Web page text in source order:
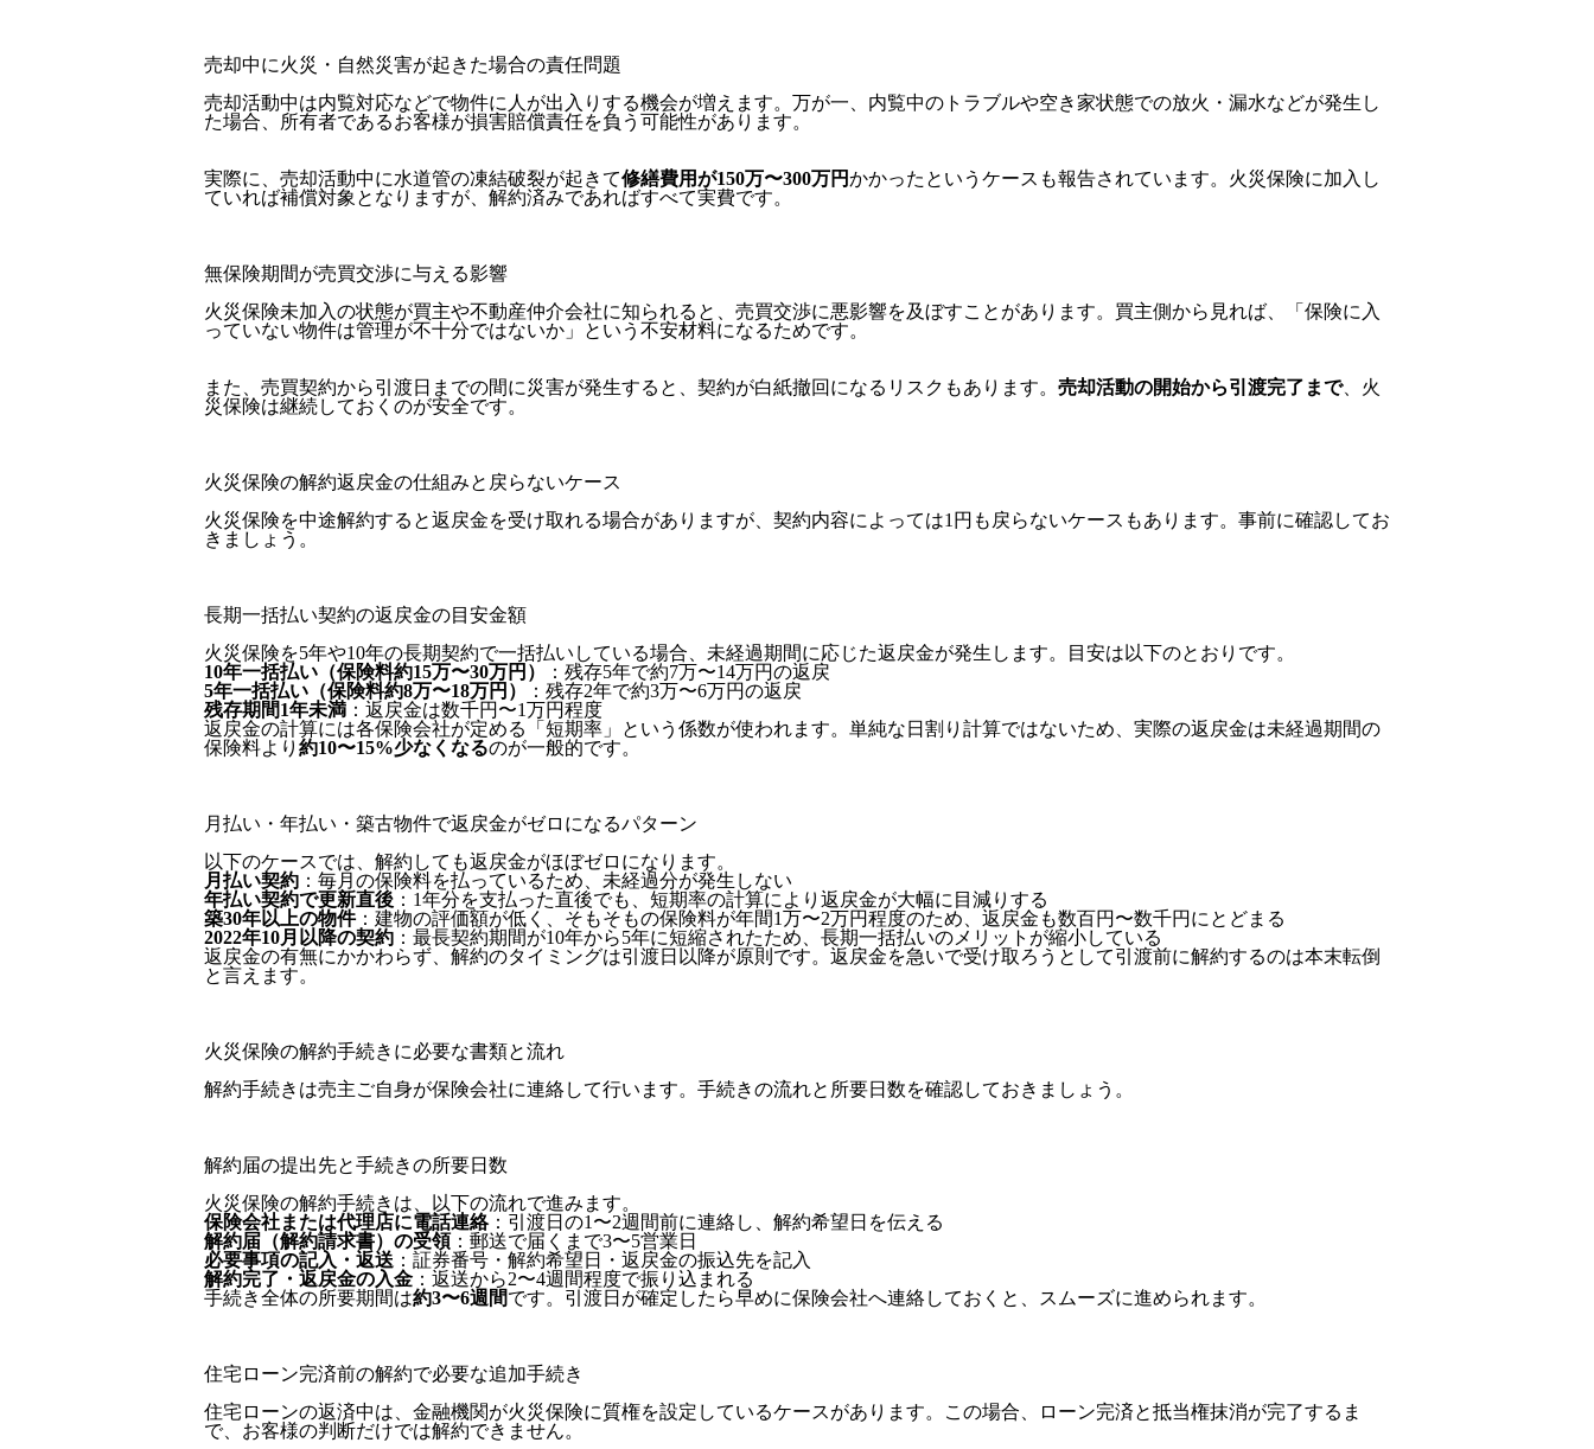
売却中に火災・自然災害が起きた場合の責任問題
売却活動中は内覧対応などで物件に人が出入りする機会が増えます。万が一、内覧中のトラブルや空き家状態での放火・漏水などが発生し
た場合、所有者であるお客様が損害賠償責任を負う可能性があります。
実際に、売却活動中に水道管の凍結破裂が起きて修繕費用が150万〜300万円かかったというケースも報告されています。火災保険に加入し
ていれば補償対象となりますが、解約済みであればすべて実費です。
無保険期間が売買交渉に与える影響
火災保険未加入の状態が買主や不動産仲介会社に知られると、売買交渉に悪影響を及ぼすことがあります。買主側から見れば、「保険に入
っていない物件は管理が不十分ではないか」という不安材料になるためです。
また、売買契約から引渡日までの間に災害が発生すると、契約が白紙撤回になるリスクもあります。 売却活動の開始から引渡完了まで、火
災保険は継続しておくのが安全です。
火災保険の解約返戻金の仕組みと戻らないケース
火災保険を中途解約すると返戻金を受け取れる場合がありますが、契約内容によっては1円も戻らないケースもあります。事前に確認してお
きましょう。
長期一括払い契約の返戻金の目安金額
火災保険を5年や10年の長期契約で一括払いしている場合、未経過期間に応じた返戻金が発生します。目安は以下のとおりです。
10年一括払い（保険料約15万〜30万円）
：残存5年で約7万〜14万円の返戻
5年一括払い（保険料約8万〜18万円）
：残存2年で約3万〜6万円の返戻
残存期間1年未満 ：返戻金は数千円〜1万円程度
返戻金の計算には各保険会社が定める「短期率」という係数が使われます。単純な日割り計算ではないため、実際の返戻金は未経過期間の
保険料より 約10〜15%少なくなるのが一般的です。
月払い・年払い・築古物件で返戻金がゼロになるパターン
以下のケースでは、解約しても返戻金がほぼゼロになります。
月払い契約 ：毎月の保険料を払っているため、未経過分が発生しない
年払い契約で更新直後 ：1年分を支払った直後でも、短期率の計算により返戻金が大幅に目減りする
築30年以上の物件：建物の評価額が低く、そもそもの保険料が年間1万〜2万円程度のため、返戻金も数百円〜数千円にとどまる
2022年10月以降の契約 ：最長契約期間が10年から5年に短縮されたため、長期一括払いのメリットが縮小している
返戻金の有無にかかわらず、解約のタイミングは引渡日以降が原則です。返戻金を急いで受け取ろうとして引渡前に解約するのは本末転倒
と言えます。
火災保険の解約手続きに必要な書類と流れ
解約手続きは売主ご自身が保険会社に連絡して行います。手続きの流れと所要日数を確認しておきましょう。
解約届の提出先と手続きの所要日数
火災保険の解約手続きは、以下の流れで進みます。
保険会社または代理店に電話連絡：引渡日の1〜2週間前に連絡し、解約希望日を伝える
解約届（解約請求書）の受領：郵送で届くまで3〜5営業日
必要事項の記入・返送 ：証券番号・解約希望日・返戻金の振込先を記入
解約完了・返戻金の入金 ：返送から2〜4週間程度で振り込まれる
手続き全体の所要期間は約3〜6週間です。引渡日が確定したら早めに保険会社へ連絡しておくと、スムーズに進められます。
住宅ローン完済前の解約で必要な追加手続き
住宅ローンの返済中は、金融機関が火災保険に質権を設定しているケースがあります。この場合、ローン完済と抵当権抹消が完了するま
で、お客様の判断だけでは解約できません。